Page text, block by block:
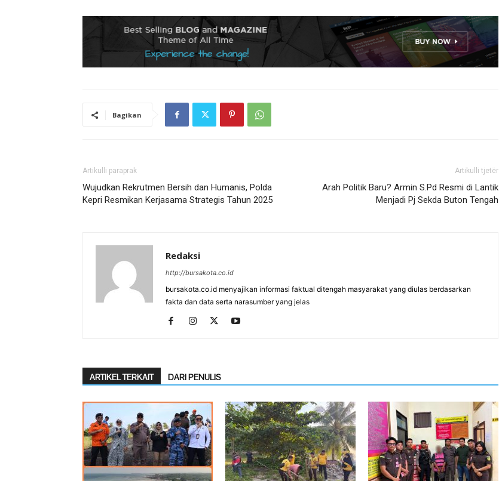
Bagikan
Artikulli paraprak
Wujudkan Rekrutmen Bersih dan Humanis, Polda
Kepri Resmikan Kerjasama Strategis Tahun 2025
Artikulli tjetër
Arah Politik Baru? Armin S.Pd Resmi di Lantik
Menjadi Pj Sekda Buton Tengah
Redaksi
http://bursakota.co.id
bursakota.co.id menyajikan informasi faktual ditengah masyarakat yang diulas berdasarkan
fakta dan data serta narasumber yang jelas
ARTIKEL TERKAIT DARI PENULIS